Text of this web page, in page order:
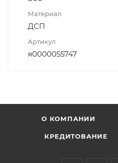
Материал
ДСП
Артикул
я0000055747
О КОМПАНИИ
КРЕДИТОВАНИЕ